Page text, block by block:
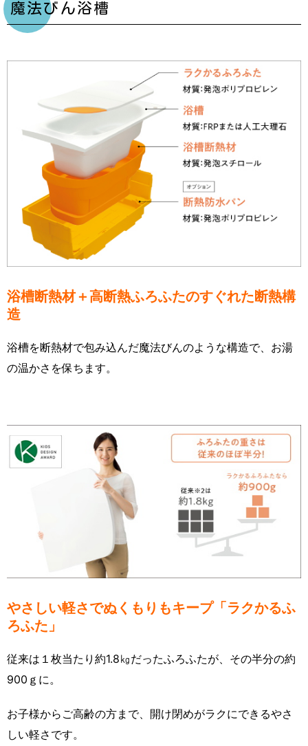
魔法びん浴槽
浴槽断熱材＋高断熱ふろふたのすぐれた断熱構
造
浴槽を断熱材で包み込んだ魔法びんのような構造で、お湯
の温かさを保ちます。
やさしい軽さでぬくもりもキープ「ラクかるふ
ろふた」
従来は１枚当たり約1.8㎏だったふろふたが、その半分の約
900ｇに。
お子様からご高齢の方まで、開け閉めがラクにできるやさ
しい軽さです。